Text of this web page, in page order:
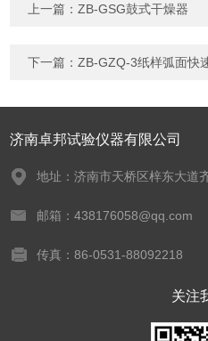
上一篇：ZB-GSG鼓式干燥器
下一篇：ZB-GZQ-3纸样弧面快
济南卓邦试验仪器有限公司
地址：济南市天桥区梓东大道
邮箱：438176058@qq.com
传真：86-0531-88092218
关注